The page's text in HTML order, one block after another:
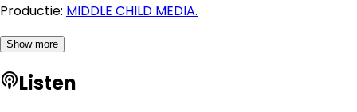
Productie: MIDDLE CHILD MEDIA.
Show more
Listen